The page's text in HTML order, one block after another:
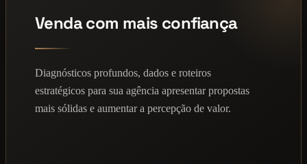
Venda com mais confiança
Diagnósticos profundos, dados e roteiros
estratégicos para sua agência apresentar propostas
mais sólidas e aumentar a percepção de valor.